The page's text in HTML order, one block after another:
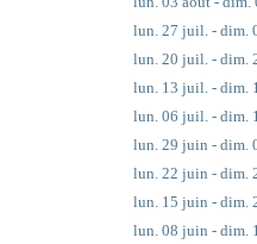
lun. 27 juil. - dim.
lun. 20 juil. - dim.
lun. 13 juil. - dim.
lun. 06 juil. - dim.
lun. 29 juin - dim.
lun. 22 juin - dim.
lun. 15 juin - dim.
lun. 08 juin - dim.